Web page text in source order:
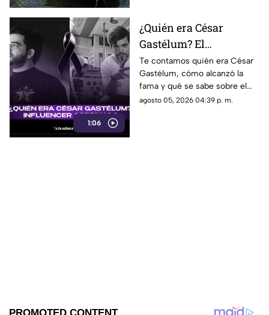
1:06
¿Quién era César
Gastélum? El
influencer mexicano
asesinado en una
transmisión EN VIVO
Te contamos quién era César
Gastélum, cómo alcanzó la
fama y qué se sabe sobre el
caso que marcó su historia.
agosto 05, 2026 04:39 p. m.